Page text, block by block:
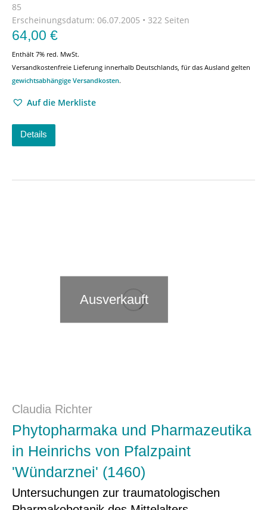
85
Erscheinungsdatum: 06.07.2005 • 322 Seiten
64,00 €
Enthält 7% red. MwSt.
Versandkostenfreie Lieferung innerhalb Deutschlands, für das Ausland gelten
gewichtsabhängige Versandkosten.
Auf die Merkliste
Details
Ausverkauft
Claudia Richter
Phytopharmaka und Pharmazeutika
in Heinrichs von Pfalzpaint
'Wündarznei' (1460)
Untersuchungen zur traumatologischen